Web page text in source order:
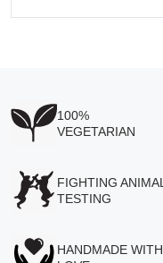
100%
VEGETARIAN
FIGHTING ANIMAL
TESTING
HANDMADE WITH